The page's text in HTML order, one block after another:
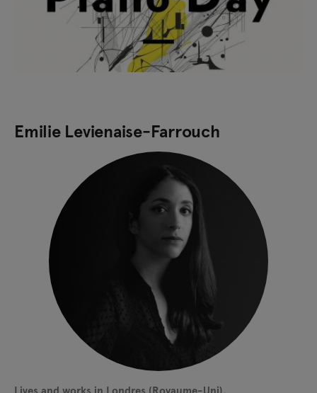
Emilie Levienaise-Farrouch
Lives and works in Londres (Royaume-Uni).